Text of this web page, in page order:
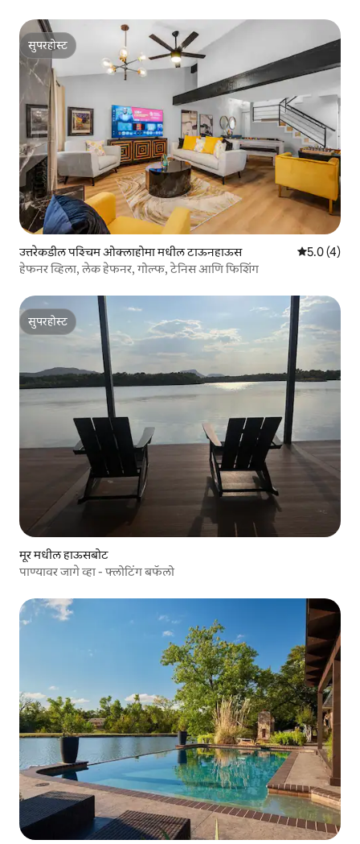
सुपरहोस्ट
सुपरहोस्ट
उत्तरेकडील पश्चिम ओक्लाहोमा मधील टाऊनहाऊस 5 पैकी 5.0
5.0 (4)
हेफनर व्हिला, लेक हेफनर, गोल्फ, टेनिस आणि फिशिंग
सुपरहोस्ट
सुपरहोस्ट
मूर मधील हाऊसबोट
पाण्यावर जागे व्हा - फ्लोटिंग बफॅलो